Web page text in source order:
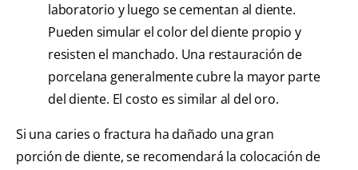
laboratorio y luego se cementan al diente.
Pueden simular el color del diente propio y
resisten el manchado. Una restauración de
porcelana generalmente cubre la mayor parte
del diente. El costo es similar al del oro.
Si una caries o fractura ha dañado una gran
porción de diente, se recomendará la colocación de